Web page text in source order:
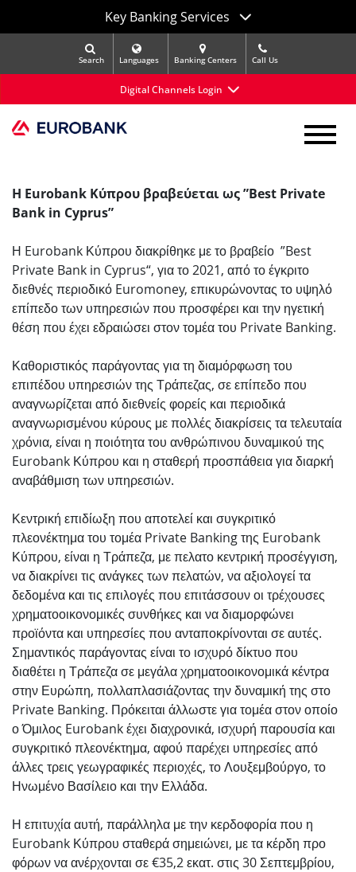
Key Banking Services
Search Languages Banking Centers Call Us
Digital Channels Login
Η Eurobank Κύπρου βραβεύεται ως ”Best Private
Bank in Cyprus”
Η Eurobank Κύπρου διακρίθηκε με το βραβείο ”Best
Private Bank in Cyprus“, για το 2021, από το έγκριτο
διεθνές περιοδικό Euromoney, επικυρώνοντας το υψηλό
επίπεδο των υπηρεσιών που προσφέρει και την ηγετική
θέση που έχει εδραιώσει στον τομέα του Private Banking.
Καθοριστικός παράγοντας για τη διαμόρφωση του
επιπέδου υπηρεσιών της Τράπεζας, σε επίπεδο που
αναγνωρίζεται από διεθνείς φορείς και περιοδικά
αναγνωρισμένου κύρους με πολλές διακρίσεις τα τελευταία
χρόνια, είναι η ποιότητα του ανθρώπινου δυναμικού της
Eurobank Κύπρου και η σταθερή προσπάθεια για διαρκή
αναβάθμιση των υπηρεσιών.
Κεντρική επιδίωξη που αποτελεί και συγκριτικό
πλεονέκτημα του τομέα Private Banking της Eurobank
Κύπρου, είναι η Τράπεζα, με πελατο κεντρική προσέγγιση,
να διακρίνει τις ανάγκες των πελατών, να αξιολογεί τα
δεδομένα και τις επιλογές που επιτάσσουν οι τρέχουσες
χρηματοοικονομικές συνθήκες και να διαμορφώνει
προϊόντα και υπηρεσίες που ανταποκρίνονται σε αυτές.
Σημαντικός παράγοντας είναι το ισχυρό δίκτυο που
διαθέτει η Τράπεζα σε μεγάλα χρηματοοικονομικά κέντρα
στην Ευρώπη, πολλαπλασιάζοντας την δυναμική της στο
Private Banking. Πρόκειται άλλωστε για τομέα στον οποίο
ο Όμιλος Eurobank έχει διαχρονικά, ισχυρή παρουσία και
συγκριτικό πλεονέκτημα, αφού παρέχει υπηρεσίες από
άλλες τρεις γεωγραφικές περιοχές, το Λουξεμβούργο, το
Ηνωμένο Βασίλειο και την Ελλάδα.
Η επιτυχία αυτή, παράλληλα με την κερδοφορία που η
Eurobank Κύπρου σταθερά σημειώνει, με τα κέρδη προ
φόρων να ανέρχονται σε €35,2 εκατ. στις 30 Σεπτεμβρίου,